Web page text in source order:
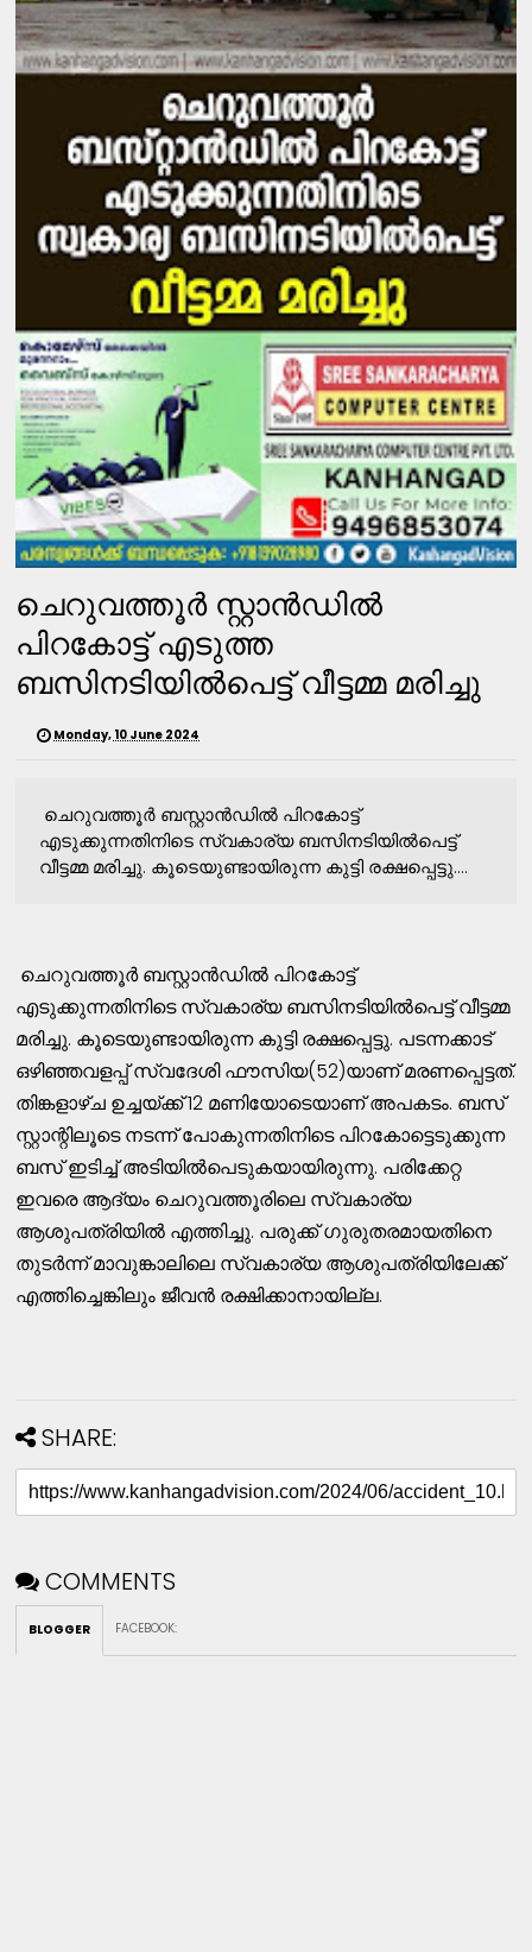
ചെറുവത്തൂര്‍ സ്റ്റാന്‍ഡില്‍
പിറകോട്ട് എടുത്ത
ബസിനടിയില്‍പെട്ട് വീട്ടമ്മ മരിച്ചു
Monday, 10 June 2024
ചെറുവത്തൂര്‍ ബസ്റ്റാന്‍ഡില്‍ പിറകോട്ട്
എടുക്കുന്നതിനിടെ സ്വകാര്യ ബസിനടിയില്‍പെട്ട്
വീട്ടമ്മ മരിച്ചു. കൂടെയുണ്ടായിരുന്ന കുട്ടി രക്ഷപ്പെട്ടു....
ചെറുവത്തൂര്‍ ബസ്റ്റാന്‍ഡില്‍ പിറകോട്ട്
എടുക്കുന്നതിനിടെ സ്വകാര്യ ബസിനടിയില്‍പെട്ട് വീട്ടമ്മ
മരിച്ചു. കൂടെയുണ്ടായിരുന്ന കുട്ടി രക്ഷപ്പെട്ടു. പടന്നക്കാട്
ഒഴിഞ്ഞവളപ്പ് സ്വദേശി ഫൗസിയ(52)യാണ് മരണപ്പെട്ടത്.
തിങ്കളാഴ്ച ഉച്ചയ്ക്ക് 12 മണിയോടെയാണ് അപകടം. ബസ്
സ്റ്റാന്റിലൂടെ നടന്ന് പോകുന്നതിനിടെ പിറകോട്ടെടുക്കുന്ന
ബസ് ഇടിച്ച് അടിയില്‍പെടുകയായിരുന്നു. പരിക്കേറ്റ
ഇവരെ ആദ്യം ചെറുവത്തൂരിലെ സ്വകാര്യ
ആശുപത്രിയില്‍ എത്തിച്ചു. പരുക്ക് ഗുരുതരമായതിനെ
തുടര്‍ന്ന് മാവുങ്കാലിലെ സ്വകാര്യ ആശുപത്രിയിലേക്ക്
എത്തിച്ചെങ്കിലും ജീവന്‍ രക്ഷിക്കാനായില്ല.
SHARE:
COMMENTS
BLOGGER FACEBOOK: